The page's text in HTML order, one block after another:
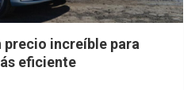
precio increíble para
eficiente